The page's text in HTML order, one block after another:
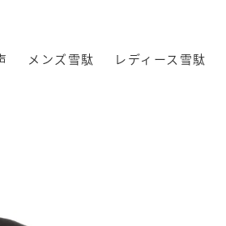
メンズ雪駄 レディース雪駄